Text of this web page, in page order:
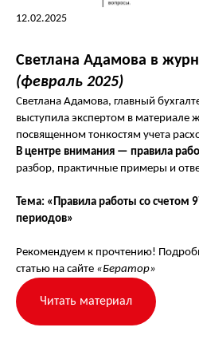
12.02.2025
Светлана Адамова в
(февраль 2025)
Светлана Адамова, главный
выступила экспертом в материале
посвященном тонкостям учета
В центре внимания — правила
разбор, практичные примеры и
Тема: «Правила работы со счетом
периодов»
Рекомендуем к прочтению!
статью на сайте «Бератор»
Читать материал
ovl@ovl-
© 2026 Все права защищены
Юр. адрес: 115280, город Москва, 1-Й
Автозаводский проезд, д. 5, помещ. 1н
Факт. адрес: 119192, город Москва,
Ломоносовский проспект, д. 43, корп. 2 (офис)
Для корреспонденции: 119048, г. Москва, а/я